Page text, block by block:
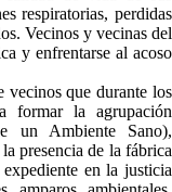
respiratorias, perdidas
Vecinos y vecinas del
y enfrentarse al acoso
vecinos que durante los
formar la agrupación
un Ambiente Sano),
presencia de la fábrica
en la justicia